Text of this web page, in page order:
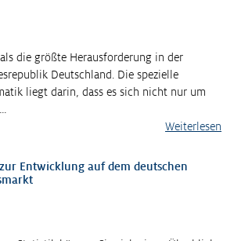
die größte Herausforderung in der
Deutschland. Die spezielle
liegt darin, dass es sich nicht nur um
Weiterlesen
Entwicklung auf dem deutschen